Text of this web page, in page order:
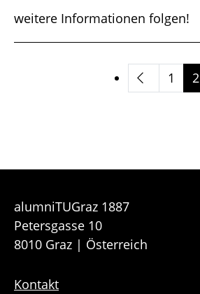
weitere Informationen folgen!
1 2
alumniTUGraz 1887
Petersgasse 10
8010 Graz | Österreich
Kontakt